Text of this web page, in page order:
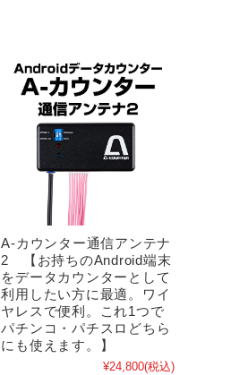
A-カウンター通信アンテナ
2 【お持ちのAndroid端末
をデータカウンターとして
利用したい方に最適。ワイ
ヤレスで便利。これ1つで
パチンコ・パチスロどちら
にも使えます。】
¥24,800(税込)